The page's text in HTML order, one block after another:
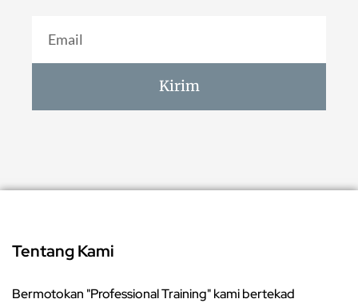
Kirim
Tentang Kami
Bermotokan "Professional Training" kami bertekad